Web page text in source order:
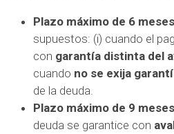
Plazo máximo de 6 meses
supuestos: (i) cuando el
con garantía distinta del
cuando no se exija
de la deuda.
Plazo máximo de 9 meses
deuda se garantice con